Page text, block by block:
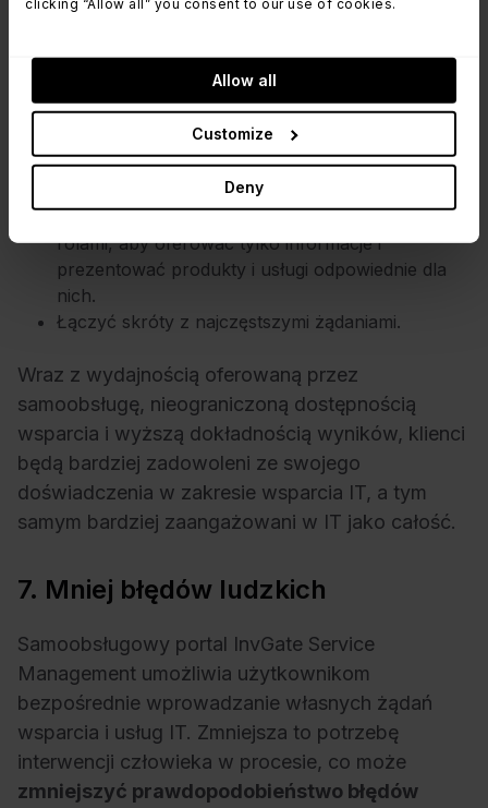
clicking “Allow all” you consent to our use of cookies.
Allow all
Customize
Deny
oferowania spersonalizowanego wsparcia.
Dostosowując swój portal w InvGate Service
Management, możesz:
Stworzyć spersonalizowane powitanie dla
Segmentować użytkowników zgodnie z ich
rolami, aby oferować tylko informacje i
prezentować produkty i usługi odpowiednie dla
nich.
Łączyć skróty z najczęstszymi żądaniami.
Wraz z wydajnością oferowaną przez
samoobsługę, nieograniczoną dostępnością
wsparcia i wyższą dokładnością wyników, klienci
będą bardziej zadowoleni ze swojego
doświadczenia w zakresie wsparcia IT, a tym
samym bardziej zaangażowani w IT jako całość.
7. Mniej błędów ludzkich
Samoobsługowy portal InvGate Service
Management umożliwia użytkownikom
bezpośrednie wprowadzanie własnych żądań
wsparcia i usług IT. Zmniejsza to potrzebę
interwencji człowieka w procesie, co może
zmniejszyć prawdopodobieństwo błędów